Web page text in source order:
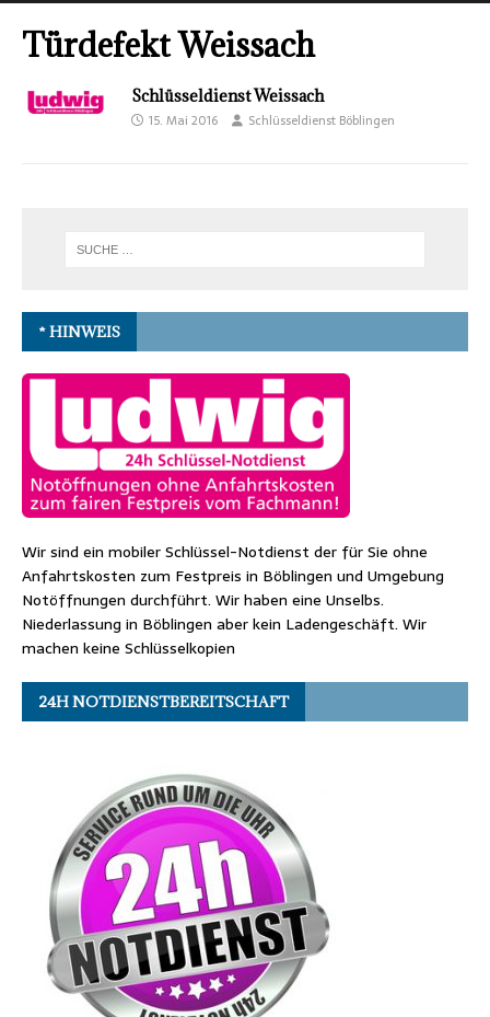
Türdefekt Weissach
Schlüsseldienst Weissach
15. Mai 2016 Schlüsseldienst Böblingen
* HINWEIS
Wir sind ein mobiler Schlüssel-Notdienst der für Sie ohne
Anfahrtskosten zum Festpreis in Böblingen und Umgebung
Notöffnungen durchführt. Wir haben eine Unselbs.
Niederlassung in Böblingen aber kein Ladengeschäft. Wir
machen keine Schlüsselkopien
24H NOTDIENSTBEREITSCHAFT